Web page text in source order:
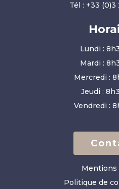
Tél : +33 (0)3
Lundi :
Mardi :
Mercredi :
Jeudi :
Vendredi :
Mentions
Politique de